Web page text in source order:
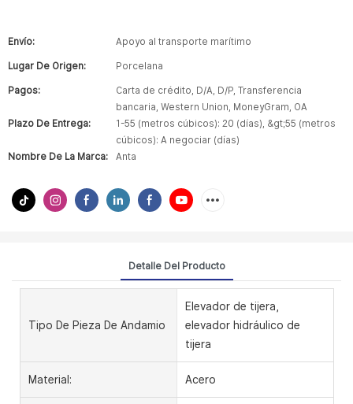
Envío: Apoyo al transporte marítimo
Lugar De Origen: Porcelana
Pagos:
Carta de crédito, D/A, D/P, Transferencia
bancaria, Western Union, MoneyGram, OA
Plazo De Entrega:
1-55 (metros cúbicos): 20 (días), &gt;55 (metros
cúbicos): A negociar (días)
Nombre De La Marca:
Anta
Detalle Del Producto
Tipo De Pieza De Andamio
Elevador de tijera,
elevador hidráulico de
tijera
Material: Acero